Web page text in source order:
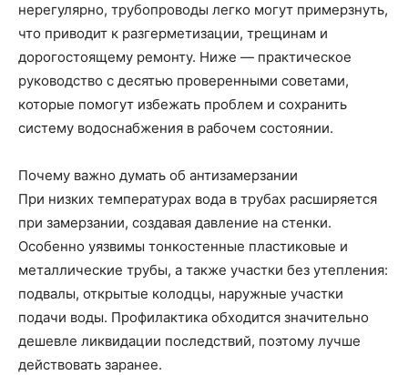
нерегулярно, трубопроводы легко могут примерзнуть,
что приводит к разгерметизации, трещинам и
дорогостоящему ремонту. Ниже — практическое
руководство с десятью проверенными советами,
которые помогут избежать проблем и сохранить
систему водоснабжения в рабочем состоянии.
Почему важно думать об антизамерзании
При низких температурах вода в трубах расширяется
при замерзании, создавая давление на стенки.
Особенно уязвимы тонкостенные пластиковые и
металлические трубы, а также участки без утепления:
подвалы, открытые колодцы, наружные участки
подачи воды. Профилактика обходится значительно
дешевле ликвидации последствий, поэтому лучше
действовать заранее.